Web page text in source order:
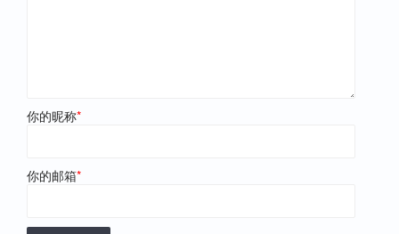
你的昵称*
你的邮箱*